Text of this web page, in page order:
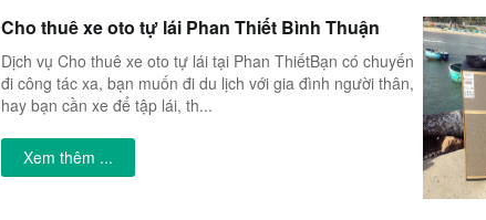
Cho thuê xe oto tự lái Phan Thiết Bình Thuận
Dịch vụ Cho thuê xe oto tự lái tại Phan ThiếtBạn có chuyến
đi công tác xa, bạn muốn đi du lịch với gia đình người thân,
hay bạn cần xe để tập lái, th...
Xem thêm ...